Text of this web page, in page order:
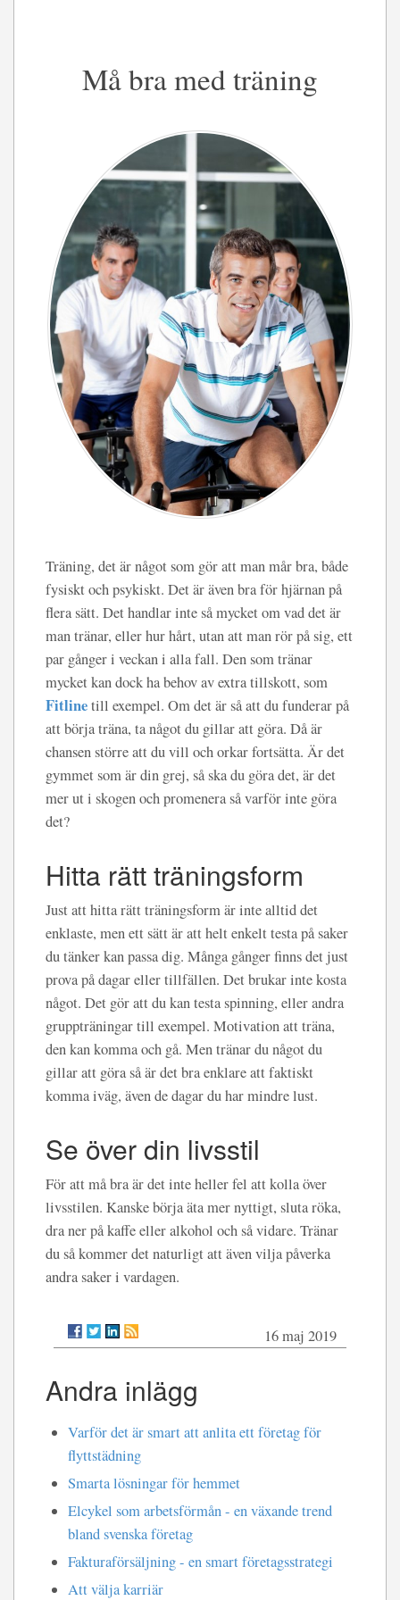
Må bra med träning
Träning, det är något som gör att man mår bra, både
fysiskt och psykiskt. Det är även bra för hjärnan på
flera sätt. Det handlar inte så mycket om vad det är
man tränar, eller hur hårt, utan att man rör på sig, ett
par gånger i veckan i alla fall. Den som tränar
mycket kan dock ha behov av extra tillskott, som
Fitlinetill exempel. Om det är så att du funderar på
att börja träna, ta något du gillar att göra. Då är
chansen större att du vill och orkar fortsätta. Är det
gymmet som är din grej, så ska du göra det, är det
mer ut i skogen och promenera så varför inte göra
det?
Hitta rätt träningsform
Just att hitta rätt träningsform är inte alltid det
enklaste, men ett sätt är att helt enkelt testa på saker
du tänker kan passa dig. Många gånger finns det just
prova på dagar eller tillfällen. Det brukar inte kosta
något. Det gör att du kan testa spinning, eller andra
gruppträningar till exempel. Motivation att träna,
den kan komma och gå. Men tränar du något du
gillar att göra så är det bra enklare att faktiskt
komma iväg, även de dagar du har mindre lust.
Se över din livsstil
För att må bra är det inte heller fel att kolla över
livsstilen. Kanske börja äta mer nyttigt, sluta röka,
dra ner på kaffe eller alkohol och så vidare. Tränar
du så kommer det naturligt att även vilja påverka
andra saker i vardagen.
16 maj 2019
Andra inlägg
Varför det är smart att anlita ett företag för
flyttstädning
Smarta lösningar för hemmet
Elcykel som arbetsförmån - en växande trend
bland svenska företag
Fakturaförsäljning - en smart företagsstrategi
Att välja karriär